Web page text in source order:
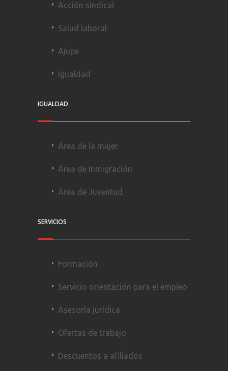
Acción sindical
Salud laboral
Ajupe
Igualdad
IGUALDAD
Área de la mujer
Área de Inmigración
Área de Juventud
SERVICIOS
Formación
Servicio orientación para el empleo
Asesoría jurídica
Ofertas de trabajo
Descuentos a afiliados